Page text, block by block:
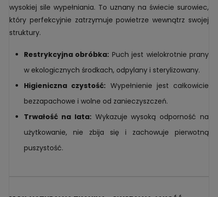
wysokiej sile wypełniania. To uznany na świecie surowiec,
który perfekcyjnie zatrzymuje powietrze wewnątrz swojej
struktury.
Restrykcyjna obróbka: Puch jest wielokrotnie prany
w ekologicznych środkach, odpylany i sterylizowany.
Higieniczna czystość: Wypełnienie jest całkowicie
bezzapachowe i wolne od zanieczyszczeń.
Trwałość na lata:Wykazuje wysoką odporność na
użytkowanie, nie zbija się i zachowuje pierwotną
puszystość.